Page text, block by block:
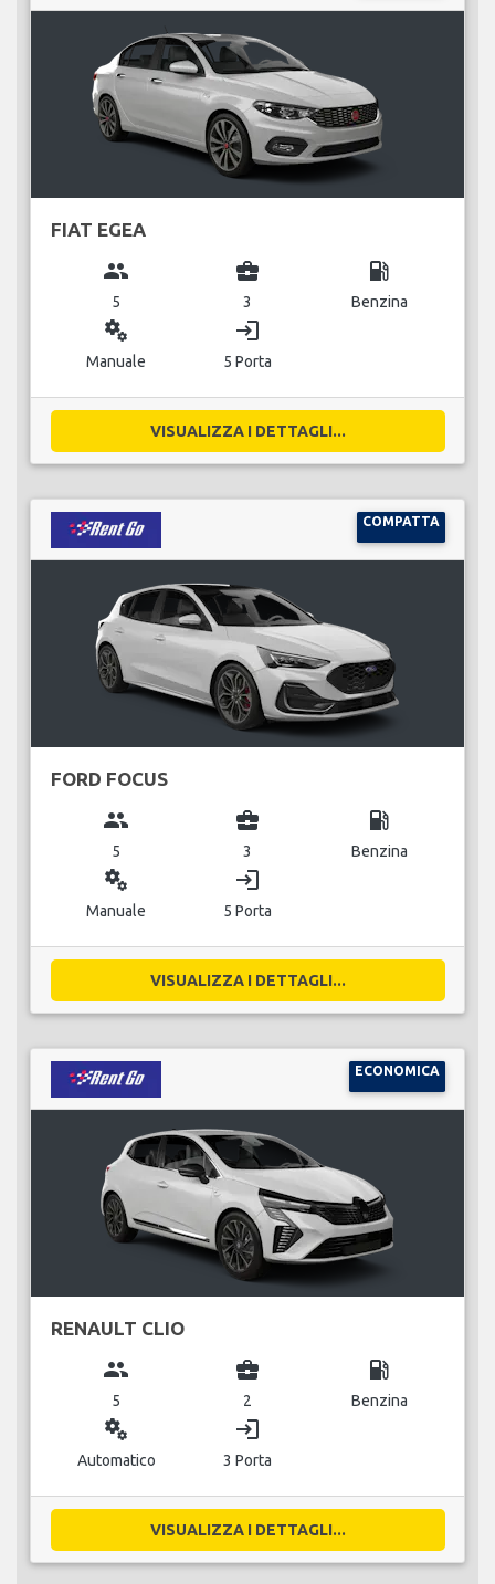
FIAT EGEA
group
5
business_center
3
local_gas_station
Benzina
miscellaneous_services
Manuale
login
5 Porta
VISUALIZZA I DETTAGLI...
COMPATTA
FORD FOCUS
group
5
business_center
3
local_gas_station
Benzina
miscellaneous_services
Manuale
login
5 Porta
VISUALIZZA I DETTAGLI...
ECONOMICA
RENAULT CLIO
group
5
business_center
2
local_gas_station
Benzina
miscellaneous_services
Automatico
login
3 Porta
VISUALIZZA I DETTAGLI...